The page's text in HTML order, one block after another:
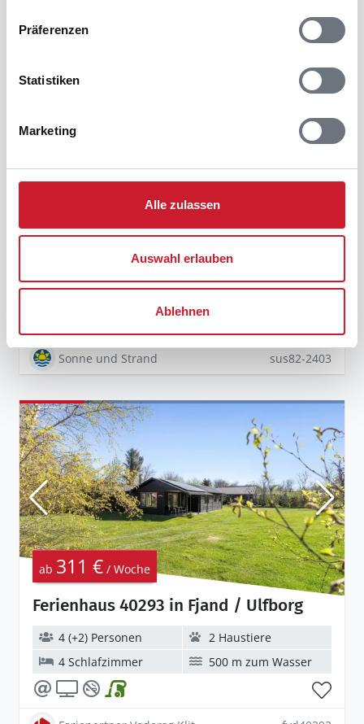
Präferenzen
Statistiken
Marketing
Alle zulassen
Auswahl erlauben
Ablehnen
Falster
ab468 €/ Woche
Sonne und Strand sus82-2403
Ferienhaus 40293 in Fjand / Ulfborg
ab 311 € / Woche
4 (+2) Personen
2 Haustiere
4 Schlafzimmer
500 m zum Wasser